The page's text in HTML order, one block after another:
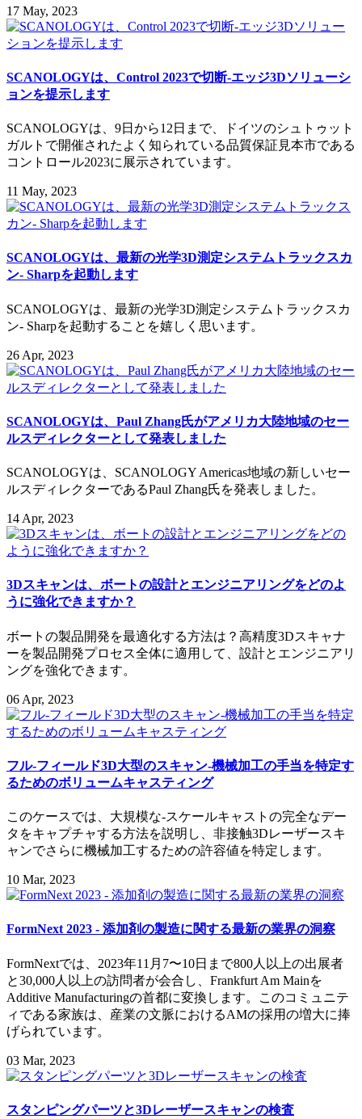
17 May, 2023
SCANOLOGYは、Control 2023で切断-エッジ3Dソリューシ
ョンを提示します
SCANOLOGYは、9日から12日まで、ドイツのシュトゥット
ガルトで開催されたよく知られている品質保証見本市である
コントロール2023に展示されています。
11 May, 2023
SCANOLOGYは、最新の光学3D測定システムトラックスカ
ン- Sharpを起動します
SCANOLOGYは、最新の光学3D測定システムトラックスカ
ン- Sharpを起動することを嬉しく思います。
26 Apr, 2023
SCANOLOGYは、Paul Zhang氏がアメリカ大陸地域のセー
ルスディレクターとして発表しました
SCANOLOGYは、SCANOLOGY Americas地域の新しいセー
ルスディレクターであるPaul Zhang氏を発表しました。
14 Apr, 2023
3Dスキャンは、ボートの設計とエンジニアリングをどのよ
うに強化できますか？
ボートの製品開発を最適化する方法は？高精度3Dスキャナ
ーを製品開発プロセス全体に適用して、設計とエンジニアリ
ングを強化できます。
06 Apr, 2023
フル-フィールド3D大型のスキャン-機械加工の手当を特定す
るためのボリュームキャスティング
このケースでは、大規模な-スケールキャストの完全なデー
タをキャプチャする方法を説明し、非接触3Dレーザースキ
ャンでさらに機械加工するための許容値を特定します。
10 Mar, 2023
FormNext 2023 - 添加剤の製造に関する最新の業界の洞察
FormNextでは、2023年11月7〜10日まで800人以上の出展者
と30,000人以上の訪問者が会合し、Frankfurt Am Mainを
Additive Manufacturingの首都に変換します。このコミュニテ
ィである家族は、産業の文脈におけるAMの採用の増大に捧
げられています。
03 Mar, 2023
スタンピングパーツと3Dレーザースキャンの検査